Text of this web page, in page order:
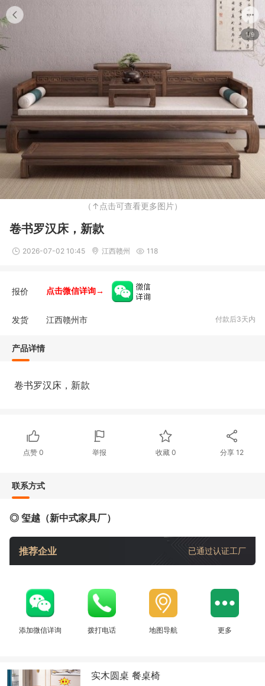
1/9
（↑点击可查看更多图片）
卷书罗汉床，新款
2026-07-02 10:45 江西赣州 118
报价 点击微信详询→
发货 江西赣州市 付款后3天内
产品详情
卷书罗汉床，新款
点赞 0 举报 收藏 0 分享 12
联系方式
◎ 玺越（新中式家具厂）
推荐企业 已通过认证工厂
添加微信详询 拨打电话 地图导航 更多
实木圆桌 餐桌椅